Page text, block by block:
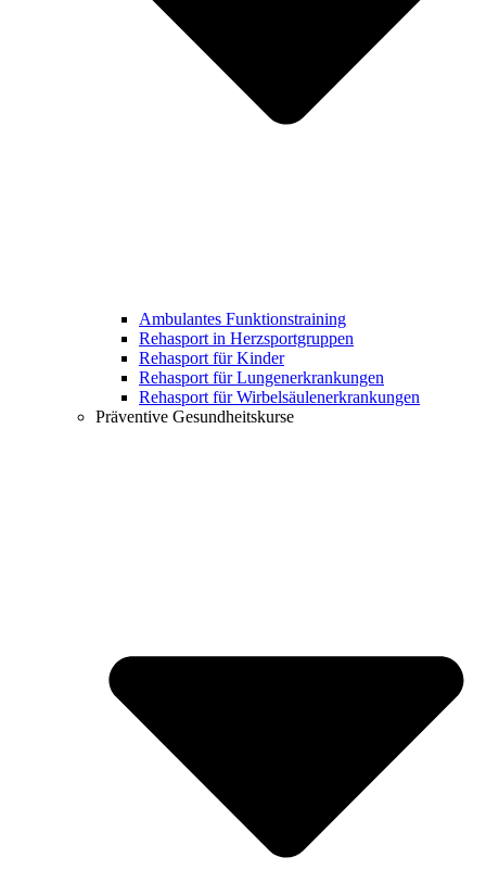
Ambulantes Funktionstraining
Rehasport in Herzsportgruppen
Rehasport für Kinder
Rehasport für Lungenerkrankungen
Rehasport für Wirbelsäulenerkrankungen
Präventive Gesundheitskurse